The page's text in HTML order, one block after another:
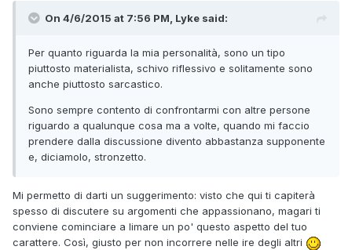
On 4/6/2015 at 7:56 PM, Lyke said:
Per quanto riguarda la mia personalità, sono un tipo
piuttosto materialista, schivo riflessivo e solitamente sono
anche piuttosto sarcastico.
Sono sempre contento di confrontarmi con altre persone
riguardo a qualunque cosa ma a volte, quando mi faccio
prendere dalla discussione divento abbastanza supponente
e, diciamolo, stronzetto.
Mi permetto di darti un suggerimento: visto che qui ti capiterà
spesso di discutere su argomenti che appassionano, magari ti
conviene cominciare a limare un po' questo aspetto del tuo
carattere. Così, giusto per non incorrere nelle ire degli altri